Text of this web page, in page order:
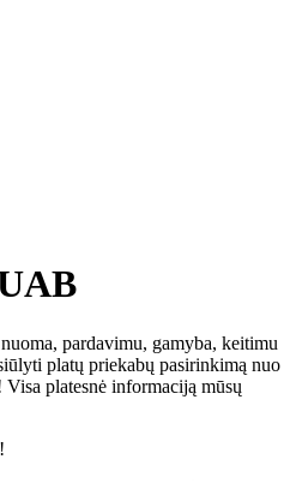
pardavimu, gamyba, keitimu
platų priekabų pasirinkimą nuo
platesnė informaciją mūsų